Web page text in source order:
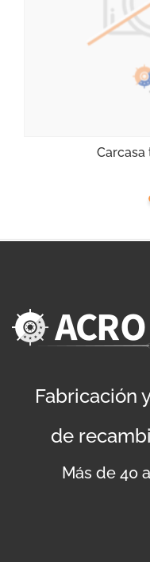
Carcasa
Fabricación
de
Más de 40